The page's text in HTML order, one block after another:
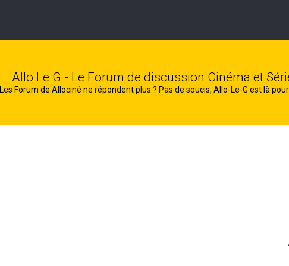
Allo Le G - Le Forum de discussion Cinéma et
Les Forum de Allociné ne répondent plus ? Pas de soucis, Allo-Le-G est là